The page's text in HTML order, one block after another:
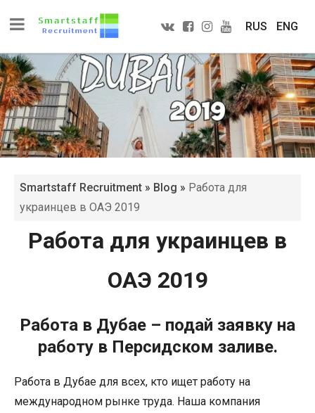
RUS ENG
Smartstaff Recruitment » Blog » Работа для
украинцев в ОАЭ 2019
Работа для украинцев в
ОАЭ 2019
Работа в Дубае – подай заявку на
работу в Персидском заливе.
Работа в Дубае для всех, кто ищет работу на
международном рынке труда. Наша компания